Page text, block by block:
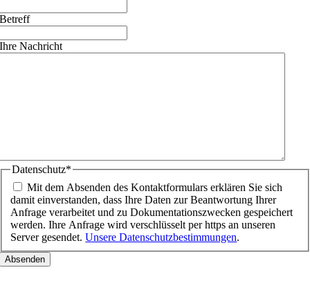
Betreff
Ihre Nachricht
Datenschutz*
Mit dem Absenden des Kontaktformulars erklären Sie sich
damit einverstanden, dass Ihre Daten zur Beantwortung Ihrer
Anfrage verarbeitet und zu Dokumentationszwecken gespeichert
werden. Ihre Anfrage wird verschlüsselt per https an unseren
Server gesendet.Unsere Datenschutzbestimmungen.